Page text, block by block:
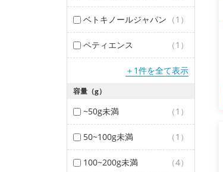
ベトキノールジャパン （1）
ペティエンス （1）
＋1件を全て表示
容量（g）
~50g未満 （1）
50~100g未満 （1）
100~200g未満 （4）